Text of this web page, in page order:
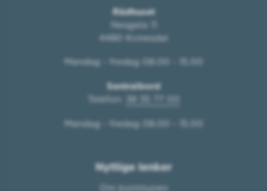
Rådhuset
Nesgata 11
4480 Kvinesdal
Mandag - fredag 08.00 - 15.00
Sentralbord
Telefon:
38 35 77 00
Mandag - fredag 08.00 - 15.00
Nyttige lenker
Om kommunen